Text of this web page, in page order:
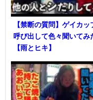
【禁断の質問】ゲイカッ
呼び出して色々聞いてみ
【雨とヒキ】